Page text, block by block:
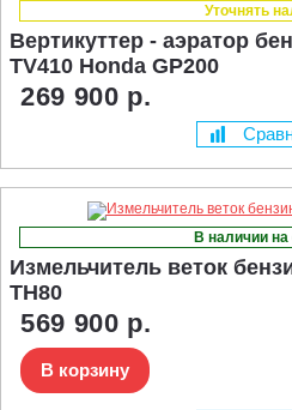
Уточнять
Вертикуттер - аэратор
TV410 Honda GP200
269 900 р.
В наличии на
Измельчитель веток
TH80
569 900 р.
В корзину